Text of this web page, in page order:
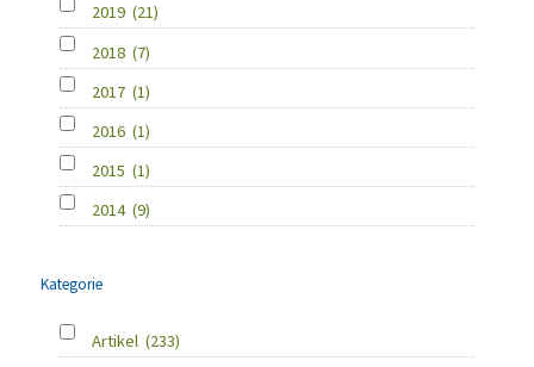
2019 (21)
2018 (7)
2017 (1)
2016 (1)
2015 (1)
2014 (9)
Kategorie
Artikel (233)